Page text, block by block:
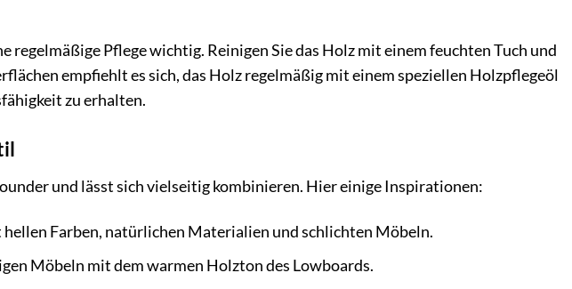
regelmäßige Pflege wichtig. Reinigen Sie das Holz mit einem feuchten Tuch und
empfiehlt es sich, das Holz regelmäßig mit einem speziellen Holzpflegeöl
zu erhalten.
und lässt sich vielseitig kombinieren. Hier einige Inspirationen:
Farben, natürlichen Materialien und schlichten Möbeln.
Möbeln mit dem warmen Holzton des Lowboards.